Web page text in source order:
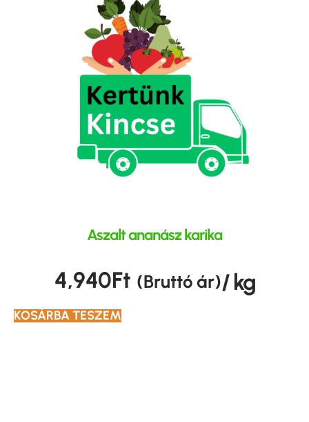
Aszalt ananász karika
4,940Ft (Bruttó ár)/ kg
KOSÁRBA TESZEM